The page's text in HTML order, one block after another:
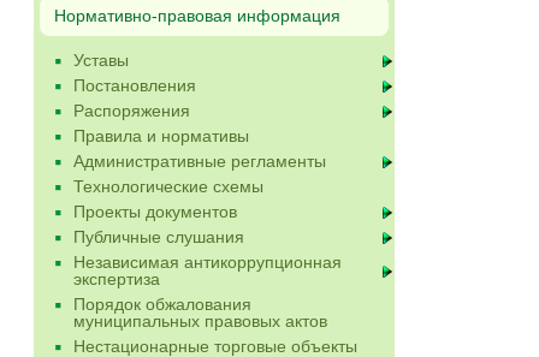
Нормативно-правовая информация
Уставы
Постановления
Распоряжения
Правила и нормативы
Административные регламенты
Технологические схемы
Проекты документов
Публичные слушания
Независимая антикоррупционная
экспертиза
Порядок обжалования
муниципальных правовых актов
Нестационарные торговые объекты